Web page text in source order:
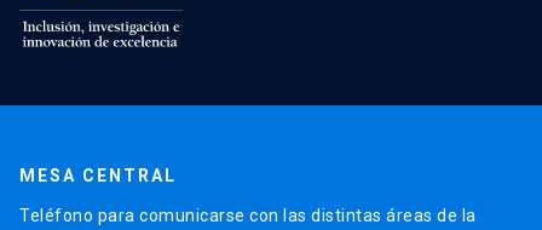
MESA CENTRAL
Teléfono para comunicarse con las distintas áreas de la